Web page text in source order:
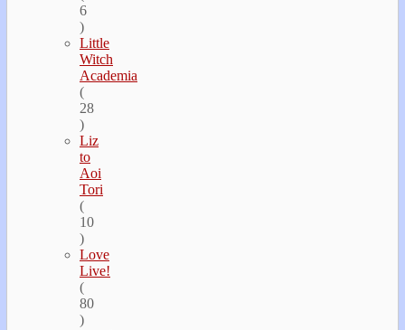
6
)
Little
Witch
Academia
(
28
)
Liz
to
Aoi
Tori
(
10
)
Love
Live!
(
80
)